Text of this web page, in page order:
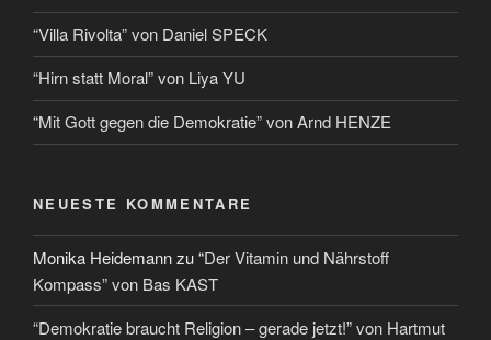
“Villa Rivolta” von Daniel SPECK
“Hirn statt Moral” von Liya YU
“Mit Gott gegen die Demokratie” von Arnd HENZE
NEUESTE KOMMENTARE
Monika Heidemannzu“Der Vitamin und Nährstoff
Kompass” von Bas KAST
“Demokratie braucht Religion – gerade jetzt!” von Hartmut